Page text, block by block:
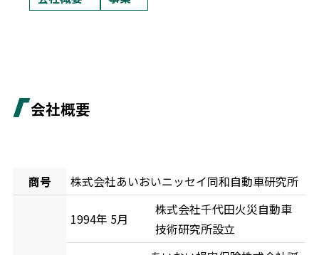
会社概要
商号 株式会社あいおいニッセイ同和自動車研究所
1994年 5月
株式会社千代田火災自動車
技術研究所設立